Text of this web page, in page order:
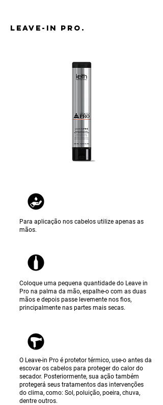
LEAVE-IN PRO.
Para aplicação nos cabelos utilize apenas as
mãos.
Coloque uma pequena quantidade do Leave in
Pro na palma da mão, espalhe-o com as duas
mãos e depois passe levemente nos fios,
principalmente nas partes mais secas.
O Leave-in Pro é protetor térmico, use-o antes da
escovar os cabelos para proteger do calor do
secador. Posteriormente, sua ação também
protegerá seus tratamentos das intervenções
do clima, como: Sol, poluição, poeira, chuva,
dentre outros.